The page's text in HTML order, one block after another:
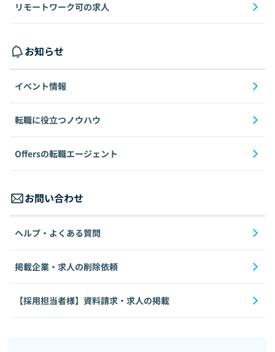
リモートワーク可の求人
お知らせ
イベント情報
転職に役立つノウハウ
Offersの転職エージェント
お問い合わせ
ヘルプ・よくある質問
掲載企業・求人の削除依頼
【採用担当者様】資料請求・求人の掲載